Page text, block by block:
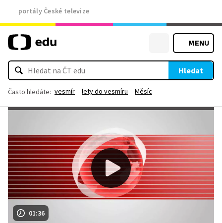
portály České televize
MENU
Hledat
Často hledáte: vesmír lety do vesmíru Měsíc
01:36